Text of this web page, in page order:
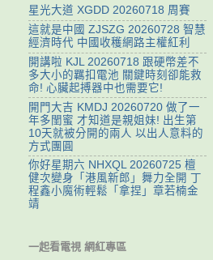
星光大道 XGDD 20260718 周賽
這就是中國 ZJSZG 20260728 智慧
經濟時代 中國收穫網路主權紅利
開講啦 KJL 20260718 跟硬幣差不
多大小的羈扣電池 關鍵時刻卻能救
命! 心臟起搏器中也需要它!
開門大吉 KMDJ 20260720 做了一
年多閨蜜 才知道是親姐妹! 出生第
10天就被分開的兩人 以出人意料的
方式團圓
你好星期六 NHXQL 20260725 檀
健次變身「港風新郎」舞力全開 丁
程鑫小魔術輕鬆「拿捏」章若楠金
靖
一起看電視 網紅專區